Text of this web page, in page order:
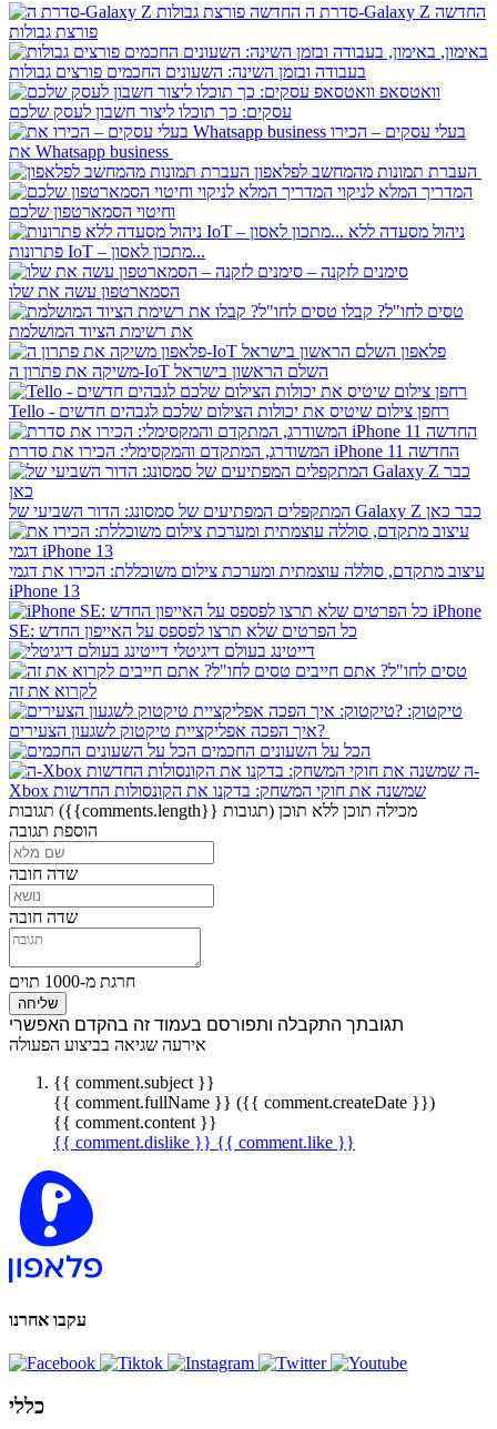
סדרת ה-Galaxy Z החדשה
פורצת גבולות
באימון,
בעבודה ובזמן השינה: השעונים החכמים פורצים גבולות
וואטסאפ
עסקים: כך תוכלו ליצור חשבון לעסק שלכם
בעלי עסקים – הכירו
את Whatsapp business
המדריך המלא לניקוי
וחיטוי הסמארטפון שלכם
ניהול מסעדה ללא
פתרונות IoT – מתכון לאסון...
סימנים לזקנה –
הסמארטפון עשה את שלו
טסים לחו"ל? קבלו
את רשימת הציוד המושלמת
פלאפון
משיקה את פתרון ה-IoT השלם הראשון בישראל
Tello - רחפן צילום שיטיס את יכולות הצילום שלכם לגבהים חדשים
המשודרג, המתקדם והמקסימלי: הכירו את סדרת iPhone 11 החדשה
המתקפלים המפתיעים של סמסונג: הדור השביעי של Galaxy Z כבר כאן
עיצוב מתקדם, סוללה עוצמתית ומערכת צילום משוכללת: הכירו את דגמי
iPhone 13
iPhone
SE: כל הפרטים שלא תרצו לפספס על האייפון החדש
דייטינג בעולם דיגיטלי
טסים לחו"ל? אתם חייבים
לקרוא את זה
טיקטוק:
איך הפכה אפליקציית טיקטוק לשגעון הצעירים?
הכל על השעונים החכמים
ה-
Xbox שמשנה את חוקי המשחק: בדקנו את הקונסולות החדשות
תגובות
({{comments.length}} תגובות) מכילה תוכן ללא תוכן
הוספת תגובה
שדה חובה
שדה חובה
חרגת מ-1000 תוים
שליחה
תגובתך התקבלה ותפורסם בעמוד זה בהקדם האפשרי
אירעה שגיאה בביצוע הפעולה
{{ comment.subject }}
{{ comment.fullName }} ({{ comment.createDate }})
{{ comment.content }}
{{ comment.dislike }} {{ comment.like }}
עקבו אחרנו
כללי